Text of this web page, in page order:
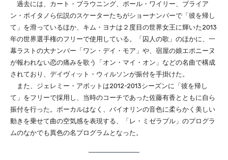
過去には、カート・ブラウニング、ポール・ワイリー、ブライア
ン・ボイタノら伝説のスケーターたちがショーナンバーで「彼を帰し
て」を滑っているほか、キム・ヨナは２度目の世界女王に輝いた2013
年の世界選手権のフリーで使用している。「囚人の歌」のほかに、一
幕ラストの大ナンバー「ワン・デイ・モア」や、宿屋の娘エポニーヌ
が報われない恋の痛みを歌う「オン・マイ・オン」などの名曲で構成
されており、デイヴィット・ウィルソンが振付を手掛けた。
また、ジェレミー・アボットは2012-2013シーズンに「彼を帰し
て」をフリーで採用し、当時のコーチであった佐藤有香とともに自ら
振付を行った。ボーカルはなく、バイオリンの音色に柔らかく美しい
動きを乗せて曲の空気感を表現する、「レ・ミゼラブル」のプログラ
ムのなかでも異色の名プログラムとなった。